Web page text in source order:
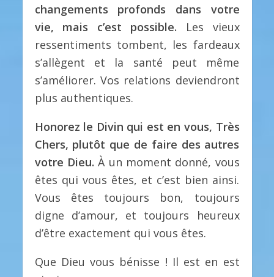
changements profonds dans votre
vie, mais c’est possible. Les vieux
ressentiments tombent, les fardeaux
s’allègent et la santé peut même
s’améliorer. Vos relations deviendront
plus authentiques.
Honorez le Divin qui est en vous, Très
Chers, plutôt que de faire des autres
votre Dieu.À un moment donné, vous
êtes qui vous êtes, et c’est bien ainsi.
Vous êtes toujours bon, toujours
digne d’amour, et toujours heureux
d’être exactement qui vous êtes.
Que Dieu vous bénisse ! Il est en est